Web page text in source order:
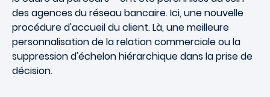
des agences du réseau bancaire. Ici, une nouvelle
procédure d'accueil du client. Là, une meilleure
personnalisation de larelation commercialeou la
suppression d'échelon hiérarchique dans la prise de
décision.